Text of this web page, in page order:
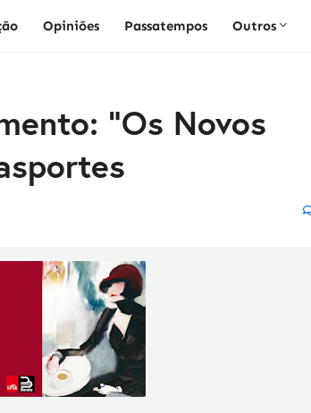
Opiniões Passatempos Outros
"Os Novos